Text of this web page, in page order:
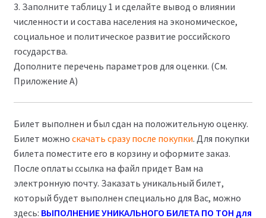
3. Заполните таблицу 1 и сделайте вывод о влиянии
численности и состава населения на экономическое,
социальное и политическое развитие российского
государства.
Дополните перечень параметров для оценки. (См.
Приложение А)
Билет выполнен и был сдан на положительную оценку.
Билет можно скачать сразу после покупки. Для покупки
билета поместите его в корзину и оформите заказ.
После оплаты ссылка на файл придет Вам на
электронную почту. Заказать уникальный билет,
который будет выполнен специально для Вас, можно
здесь: ВЫПОЛНЕНИЕ УНИКАЛЬНОГО БИЛЕТА ПО ТОН для